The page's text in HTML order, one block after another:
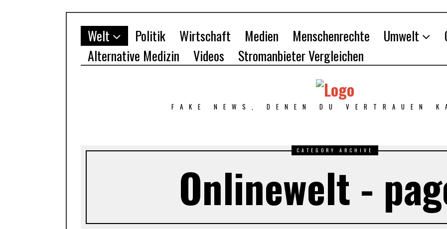
Welt Politik Wirtschaft Medien Menschenrechte Umwelt
Alternative Medizin
Videos Stromanbieter Vergleichen
FAKE NEWS, DENEN DU VERTRAUEN
CATEGORY ARCHIVE
Onlinewelt -